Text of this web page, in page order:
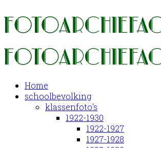
Home
schoolbevolking
klassenfoto's
1922-1930
1922-1927
1927-1928